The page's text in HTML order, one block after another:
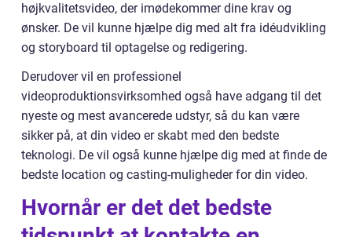
højkvalitetsvideo, der imødekommer dine krav og
ønsker. De vil kunne hjælpe dig med alt fra idéudvikling
og storyboard til optagelse og redigering.
Derudover vil en professionel
videoproduktionsvirksomhed også have adgang til det
nyeste og mest avancerede udstyr, så du kan være
sikker på, at din video er skabt med den bedste
teknologi. De vil også kunne hjælpe dig med at finde de
bedste location og casting-muligheder for din video.
Hvornår er det det bedste